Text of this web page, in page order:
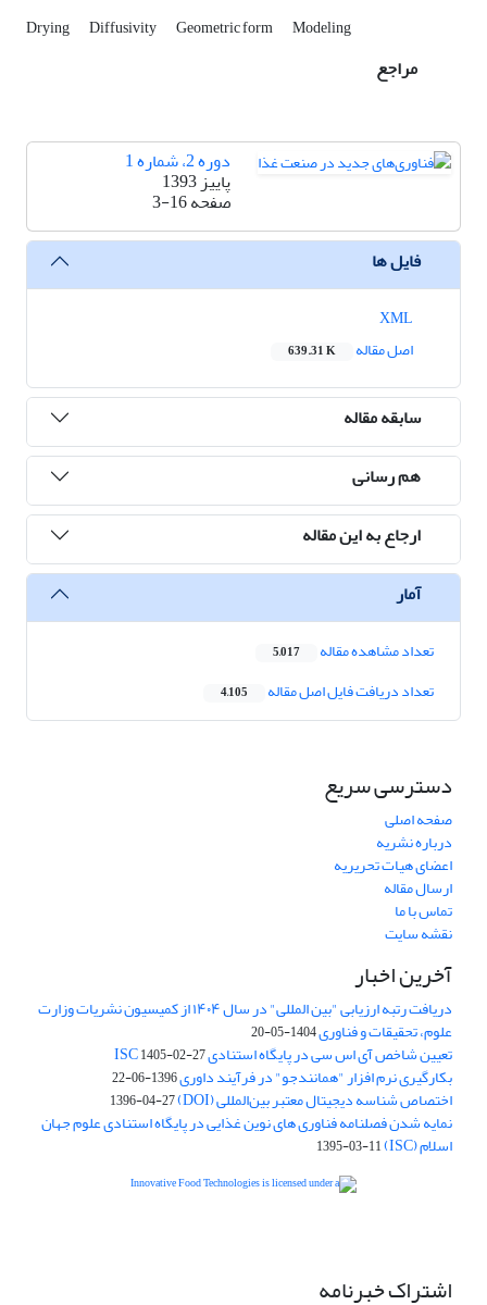
Drying Diffusivity Geometric form Modeling
مراجع
دوره 2، شماره 1
پاییز 1393
صفحه3-16
فایل ها
اصل مقاله
639.31 K
سابقه مقاله
هم رسانی
ارجاع به این مقاله
آمار
تعداد مشاهده مقاله 5,017
تعداد دریافت فایل اصل مقاله 4,105
دسترسی سریع
صفحه اصلی
درباره نشریه
اعضای هیات تحریریه
ارسال مقاله
تماس با ما
نقشه سایت
آخرین اخبار
دریافت رتبه ارزیابی "بین المللی" در سال ۱۴۰۴ از کمیسیون نشریات وزارت
علوم، تحقیقات و فناوری1404-05-20
تعیین شاخص آی اس سی در پایگاه استنادی ISC1405-02-27
بکارگیری نرم افزار "همانندجو" در فرآیند داوری1396-06-22
اختصاص شناسه دیجیتال معتبر بین‌المللی (DOI) 1396-04-27
نمایه شدن فصلنامه فناوری های نوین غذایی در پایگاه استنادی علوم جهان
اسلام (ISC) 1395-03-11
اشتراک خبرنامه